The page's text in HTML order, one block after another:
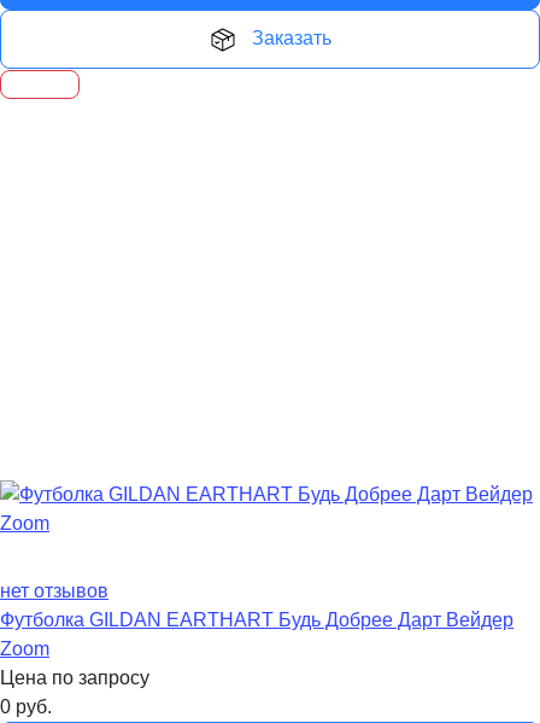
Заказать
нет отзывов
Футболка GILDAN EARTHART Будь Добрее Дарт Вейдер
Zoom
Цена по запросу
0 руб.